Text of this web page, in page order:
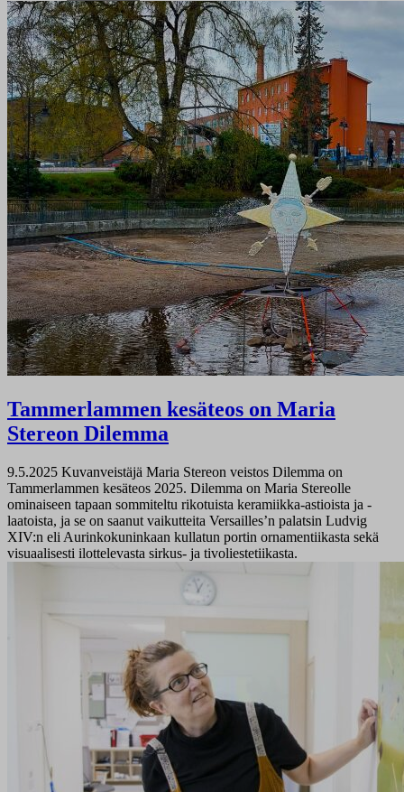
Tammerlammen kesäteos on Maria
Stereon Dilemma
9.5.2025 Kuvanveistäjä Maria Stereon veistos Dilemma on
Tammerlammen kesäteos 2025. Dilemma on Maria Stereolle
ominaiseen tapaan sommiteltu rikotuista keramiikka-astioista ja -
laatoista, ja se on saanut vaikutteita Versailles’n palatsin Ludvig
XIV:n eli Aurinkokuninkaan kullatun portin ornamentiikasta sekä
visuaalisesti ilottelevasta sirkus- ja tivoliestetiikasta.